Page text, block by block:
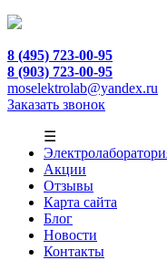
8 (495) 723-00-95
8 (903) 723-00-95
moselektrolab@yandex.ru
Заказать звонок
☰
Акции
Отзывы
Карта сайта
Блог
Новости
Контакты